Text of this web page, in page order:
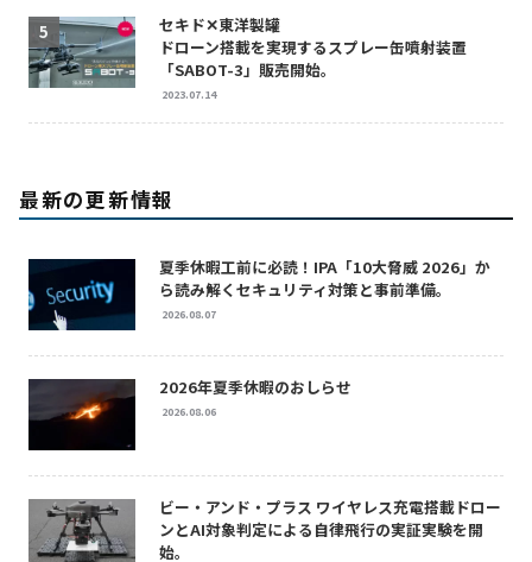
セキド✕東洋製罐
ドローン搭載を実現するスプレー缶噴射装置
「SABOT-3」販売開始。
2023.07.14
最新の更新情報
夏季休暇工前に必読！IPA「10大脅威 2026」か
ら読み解くセキュリティ対策と事前準備。
2026.08.07
2026年夏季休暇のおしらせ
2026.08.06
ビー・アンド・プラス ワイヤレス充電搭載ドロー
ンとAI対象判定による自律飛行の実証実験を開
始。